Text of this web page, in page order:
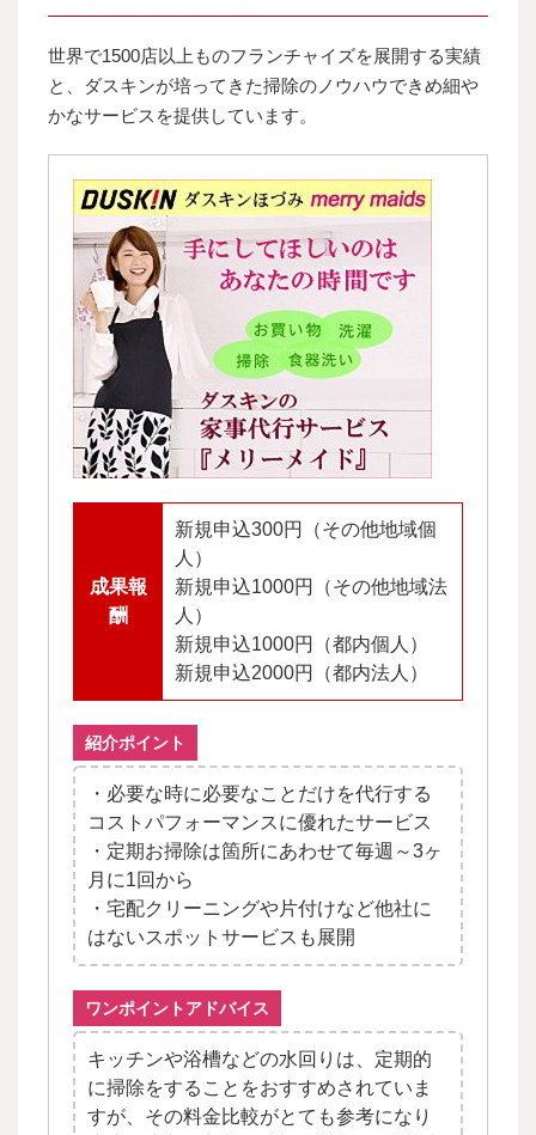
世界で1500店以上ものフランチャイズを展開する実績
と、ダスキンが培ってきた掃除のノウハウできめ細や
かなサービスを提供しています。
成果報
酬
新規申込300円（その他地域個
人）
新規申込1000円（その他地域法
人）
新規申込1000円（都内個人）
新規申込2000円（都内法人）
紹介ポイント
・必要な時に必要なことだけを代行する
コストパフォーマンスに優れたサービス
・定期お掃除は箇所にあわせて毎週～3ヶ
月に1回から
・宅配クリーニングや片付けなど他社に
はないスポットサービスも展開
ワンポイントアドバイス
キッチンや浴槽などの水回りは、定期的
に掃除をすることをおすすめされていま
すが、その料金比較がとても参考になり